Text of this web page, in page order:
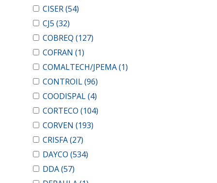
CISER(54)
CJ5 (32)
COBREQ (127)
COFRAN (1)
COMALTECH/JPEMA(1)
CONTROIL(96)
COODISPAL(4)
CORTECO (104)
CORVEN (193)
CRISFA(27)
DAYCO (534)
DDA(57)